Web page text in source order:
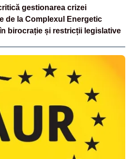
gestionarea crizei
de la Complexul Energetic
birocrație și restricții legislative